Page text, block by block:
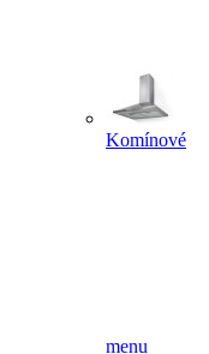
Komínové
menu